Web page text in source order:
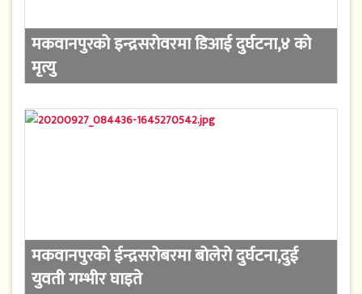
मकवानपुरको इन्द्रसरोवरमा डिआई दुर्घटना,४ को
मृत्यु
मकवानपुरको ईन्द्रसरोबरमा बोलेरो दुर्घटना,दुई
युवती गम्भीर घाइते